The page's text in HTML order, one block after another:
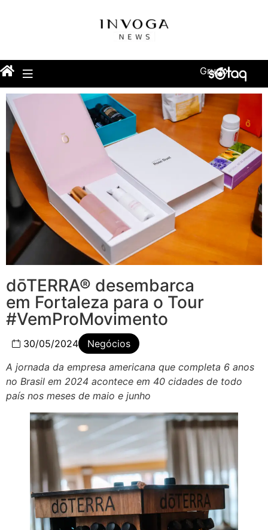
Grupo
dōTERRA® desembarca
em Fortaleza para o Tour
#VemProMovimento
30/05/2024
Negócios
A jornada da empresa americana que completa 6 anos
no Brasil em 2024 acontece em 40 cidades de todo
país nos meses de maio e junho